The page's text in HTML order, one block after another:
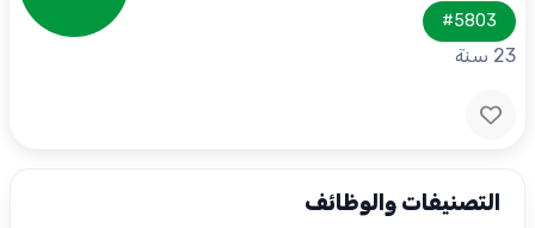
#5803
23 سنة
التصنيفات والوظائف